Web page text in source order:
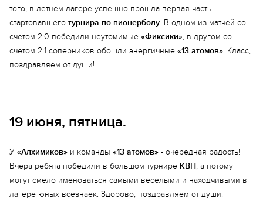
Еще 2 фото
того, в летнем лагере успешно прошла первая часть
стартовавшего турнира по пионерболу. В одном из матчей со
счетом 2:0 победили неутомимые «Фиксики», в другом со
счетом 2:1 соперников обошли энергичные «13 атомов». Класс,
поздравляем от души!
19 июня, пятница.
У «Алхимиков» и команды «13 атомов» - очередная радость!
Вчера ребята победили в большом турнире КВН, а потому
могут смело именоваться самыми веселыми и находчивыми в
лагере юных всезнаек. Здорово, поздравляем от души!